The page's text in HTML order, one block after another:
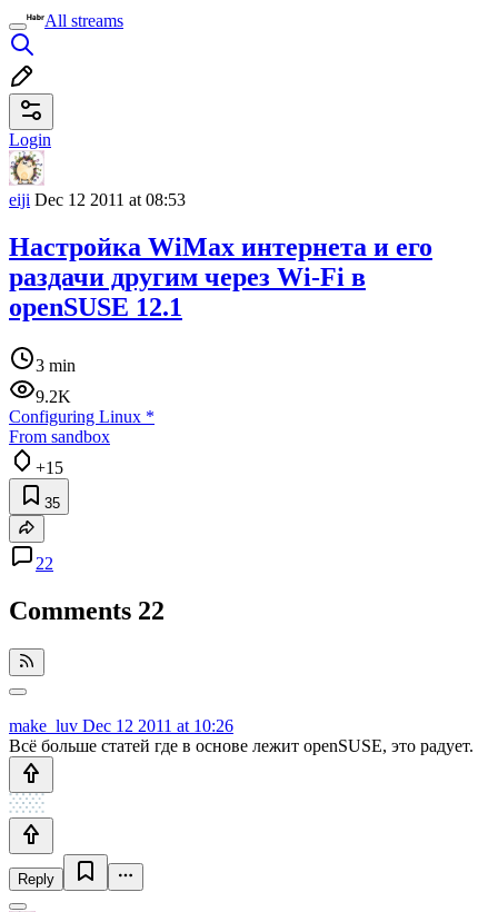
All streams
Login
eiji Dec 12 2011 at 08:53
Настройка WiMax интернета и его
раздачи другим через Wi-Fi в
openSUSE 12.1
3 min
9.2K
Configuring Linux *
From sandbox
+15
35
22
Comments 22
make_luv Dec 12 2011 at 10:26
Всё больше статей где в основе лежит openSUSE, это радует.
Reply